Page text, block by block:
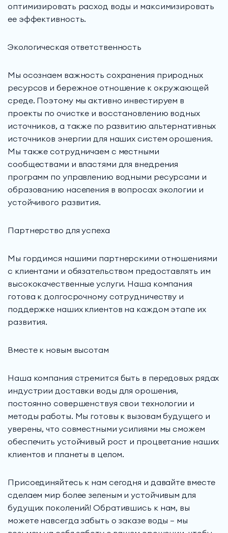
оптимизировать расход воды и максимизировать
ее эффективность.
Экологическая ответственность
Мы осознаем важность сохранения природных
ресурсов и бережное отношение к окружающей
среде. Поэтому мы активно инвестируем в
проекты по очистке и восстановлению водных
источников, а также по развитию альтернативных
источников энергии для наших систем орошения.
Мы также сотрудничаем с местными
сообществами и властями для внедрения
программ по управлению водными ресурсами и
образованию населения в вопросах экологии и
устойчивого развития.
Партнерство для успеха
Мы гордимся нашими партнерскими отношениями
с клиентами и обязательством предоставлять им
высококачественные услуги. Наша компания
готова к долгосрочному сотрудничеству и
поддержке наших клиентов на каждом этапе их
развития.
Вместе к новым высотам
Наша компания стремится быть в передовых рядах
индустрии доставки воды для орошения,
постоянно совершенствуя свои технологии и
методы работы. Мы готовы к вызовам будущего и
уверены, что совместными усилиями мы сможем
обеспечить устойчивый рост и процветание наших
клиентов и планеты в целом.
Присоединяйтесь к нам сегодня и давайте вместе
сделаем мир более зеленым и устойчивым для
будущих поколений! Обратившись к нам, вы
можете навсегда забыть о заказе воды — мы